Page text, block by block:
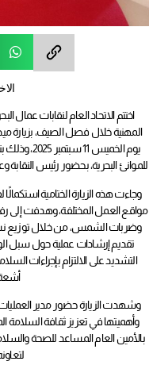
اختتم الاتحاد العام لنقابات عمال
المهنية خلال فصل الصيف، بزيارة
يوم الخميس
للموانئ البحرية، بحضور رئيس
وجاءت هذه الزيارة الختامية
مواقع العمل المختلفة، وهدفت إلى
وضربات الشمس، من خلال توزيع
تقديم إرشادات عملية حول سبل
التشديد على الالتزام بإجراءات
وشهدت الزيارة حضور مدير
وأهميتها في تعزيز ثقافة السلامة
بالأمين العام المساعد للصحة